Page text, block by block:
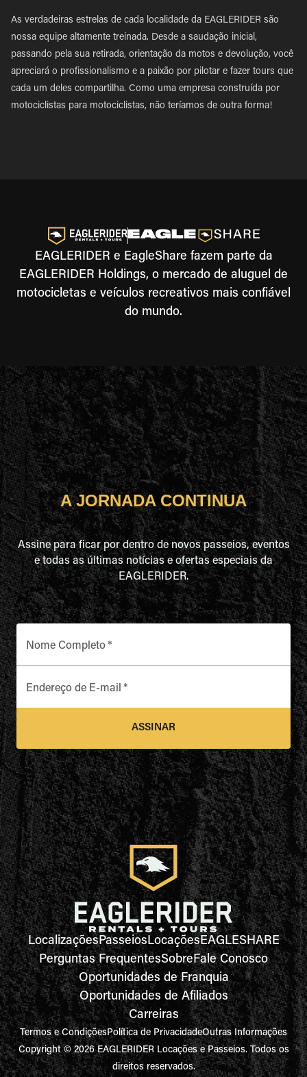
As verdadeiras estrelas de cada localidade da EAGLERIDER são
nossa equipe altamente treinada. Desde a saudação inicial,
passando pela sua retirada, orientação da motos e devolução, você
apreciará o profissionalismo e a paixão por pilotar e fazer tours que
cada um deles compartilha. Como uma empresa construída por
motociclistas para motociclistas, não teríamos de outra forma!
EAGLERIDER e EagleShare fazem parte da
EAGLERIDER Holdings, o mercado de aluguel de
motocicletas e veículos recreativos mais confiável
do mundo.
A JORNADA CONTINUA
Assine para ficar por dentro de novos passeios, eventos
e todas as últimas notícias e ofertas especiais da
EAGLERIDER.
Nome Completo*
Endereço de E-mail *
ASSINAR
LocalizaçõesPasseiosLocaçõesEAGLESHARE
Perguntas FrequentesSobreFale Conosco
Oportunidades de Franquia
Oportunidades de Afiliados
Carreiras
Termos e CondiçõesPolítica de PrivacidadeOutras Informações
Copyright © 2026 EAGLERIDER Locações e Passeios. Todos os
direitos reservados.